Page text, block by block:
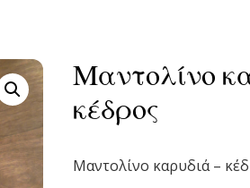
Μαντολίνο
κέδρος
Μαντoλίνο καρυδιά –